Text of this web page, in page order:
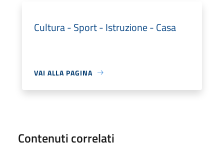
Cultura - Sport - Istruzione - Casa
VAI ALLA PAGINA
Contenuti correlati